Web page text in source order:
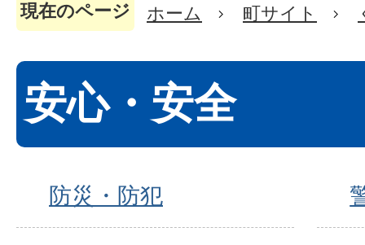
現在のページ ホーム 町サイト
安心・安全
防災・防犯